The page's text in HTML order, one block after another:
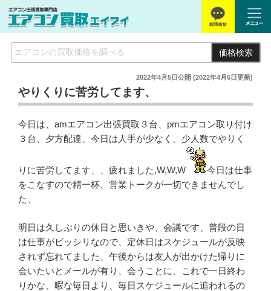
価格検索
2022年4月5日公開 (2022年4月6日更新)
やりくりに苦労してます、
今日は、amエアコン出張買取３台、pmエアコン取り付け
３台、夕方配達、今日は人手が少なく、少人数でやりく
りに苦労してます、、疲れました,W,W,W
今日は仕事
をこなすので精一杯、営業トークが一切できませんでし
た、
明日は久しぶりの休日と思いきや、会議です、普段の日
は仕事がビッシリなので、定休日はスケジュールが反映
されず忘れてました、午後からは友人が出かけた帰りに
会いたいとメールが有り、会うことに、これで一日終わ
りかな、暇な毎日より、毎日スケジュールに追われるの